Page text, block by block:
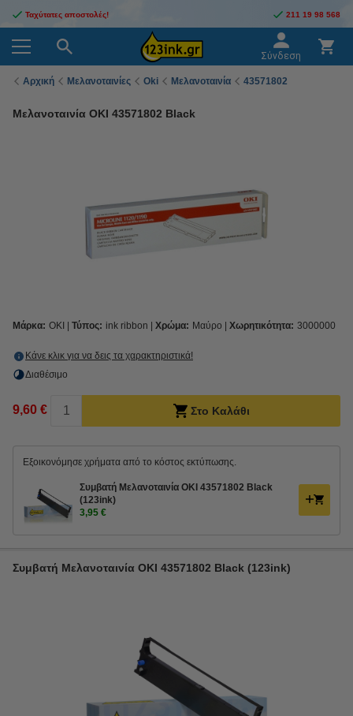
Ταχύτατες αποστολές! 211 19 98 568
Σύνδεση
Αρχική Μελανοταινίες Oki Μελανοταινία 43571802
Μελανοταινία OKI 43571802 Black
Μάρκα: OKI Τύπος: ink ribbon Χρώμα: Μαύρο Χωρητικότητα: 3000000
Κάνε κλικ για να δεις τα χαρακτηριστικά!
Διαθέσιμο
9,60 € Στο Καλάθι
Εξοικονόμησε χρήματα από το κόστος εκτύπωσης.
Συμβατή Μελανοταινία OKI 43571802 Black
(123ink)
3,95 €
Συμβατή Μελανοταινία OKI 43571802 Black (123ink)